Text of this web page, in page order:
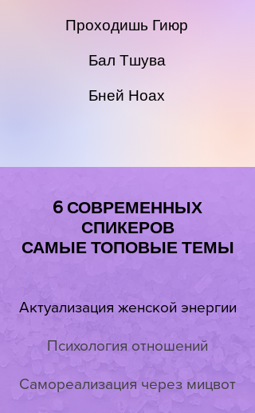
Проходишь Гиюр
Бал Тшува
Бней Ноах
6 СОВРЕМЕННЫХ
СПИКЕРОВ
САМЫЕ ТОПОВЫЕ ТЕМЫ
Актуализация женской энергии
Психология отношений
Самореализация через мицвот